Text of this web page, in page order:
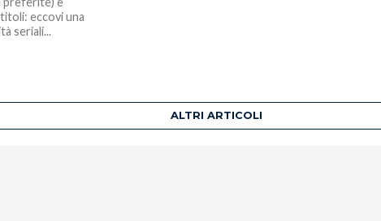
eccovi una
seriali...
ALTRI ARTICOLI